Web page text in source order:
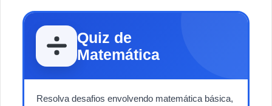
Quiz de
Matemática
Resolva desafios envolvendo matemática básica,